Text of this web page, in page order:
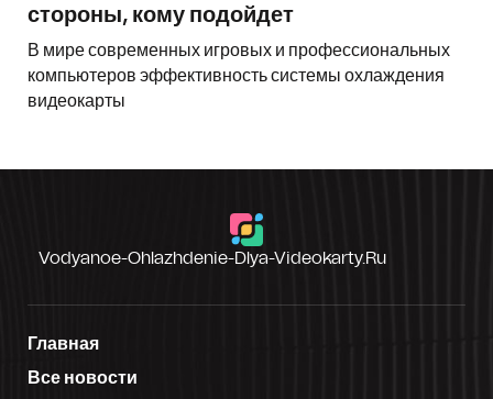
стороны, кому подойдет
В мире современных игровых и профессиональных
компьютеров эффективность системы охлаждения
видеокарты
Vodyanoe-Ohlazhdenie-Dlya-Videokarty.ru
Главная
Все новости